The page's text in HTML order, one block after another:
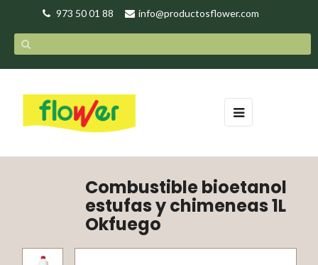
973 50 01 88 info@productosflower.com
Navegación
de
☰
Combustible bioetanol
estufas y chimeneas 1L
Okfuego